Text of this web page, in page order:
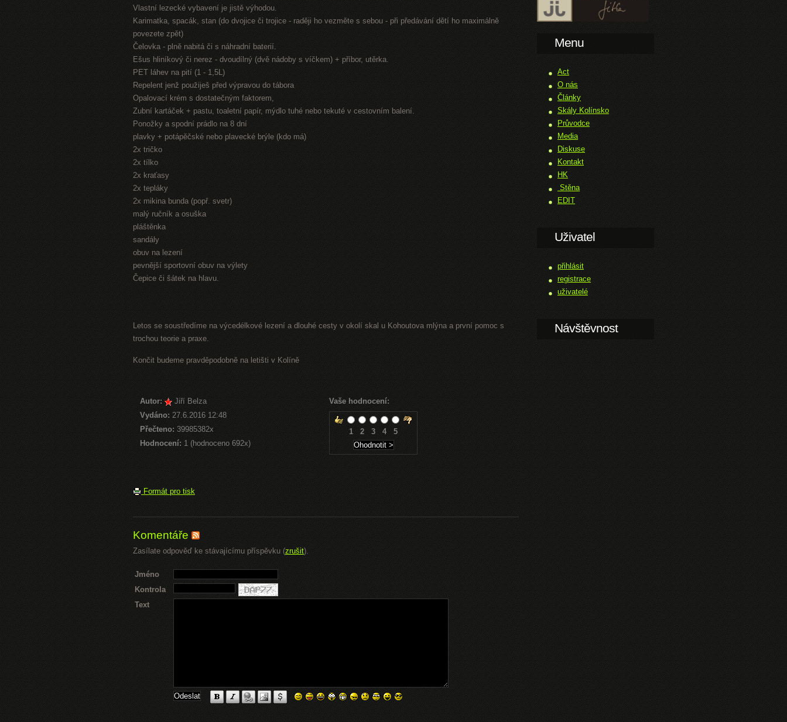
Vlastní lezecké vybavení je jistě výhodou.
Karimatka, spacák, stan (do dvojice či trojice - raději ho vezměte s sebou - při předávání dětí ho maximálně
povezete zpět)
Čelovka - plně nabitá či s náhradní baterií.
Ešus hliníkový či nerez - dvoudílný (dvě nádoby s víčkem) + příbor, utěrka.
PET láhev na pití (1 - 1,5L)
Repelent jenž použiješ před výpravou do tábora
Opalovací krém s dostatečným faktorem,
Zubní kartáček + pastu, toaletní papír, mýdlo tuhé nebo tekuté v cestovním balení.
Ponožky a spodní prádlo na 8 dní
plavky + potápěčské nebo plavecké brýle (kdo má)
2x tričko
2x tílko
2x kraťasy
2x tepláky
2x mikina bunda (popř. svetr)
malý ručník a osuška
pláštěnka
sandály
obuv na lezení
pevnější sportovní obuv na výlety
Čepice či šátek na hlavu.
Letos se soustředíme na výcedélkové lezení a dlouhé cesty v okolí skal u Kohoutova mlýna a první pomoc s
trochou teorie a praxe.
Končit budeme pravděpodobně na letišti v Kolíně
Autor:
Jiří Belza
Vydáno: 27.6.2016 12:48
Přečteno: 39985382x
Hodnocení: 1 (hodnoceno 692x)
Vaše hodnocení:
1 2 3 4 5
Formát pro tisk
Komentáře
Zasílate odpověď ke stávajícímu příspěvku (zrušit).
Jméno
Kontrola
Text
Menu
Act
O nás
Články
Skály Kolínsko
Průvodce
Media
Diskuse
Kontakt
HK
Stěna
EDIT
Uživatel
přihlásit
registrace
uživatelé
Návštěvnost